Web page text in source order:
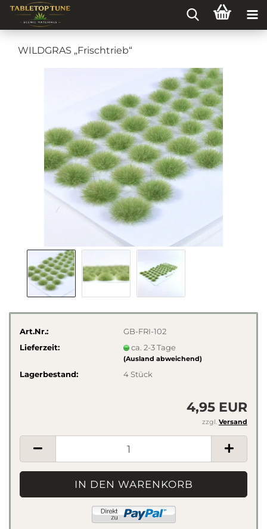
WILDGRAS „Frischtrieb“
Art.Nr.:
GB-FRI-102
Lieferzeit:
ca. 2-3 Tage
(Ausland abweichend)
Lagerbestand: 4Stück
4,95 EUR
zzgl. Versand